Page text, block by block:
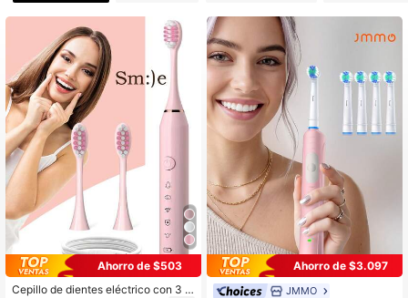
4,82 45K Seguidores
45K Seguidores
4,82 45K Seguidores
4,82 45K Seguidores
Ahorro de $503
Cepillo de dientes eléctrico con 3 c
Ahorro de $3.097
JMMO